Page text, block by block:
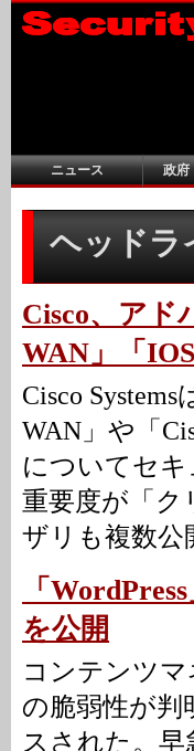
ニュース 政府
ヘッドラ
Cisco、アド
WAN」「
Cisco
WAN」や「
についてセ
重要度が「ク
ザリも複数公
「
を公開
コンテンツマ
の脆弱性が
スされた。